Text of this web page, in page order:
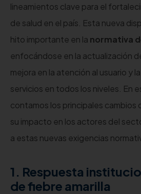
lineamientos clave para el
de salud en el país. Esta nueva
hito importante en la normativa
enfocándose en la actualización
mejora en la atención al usuario y
servicios en todos los niveles. En
contamos los principales cambios
su impacto en los actores del
a estas nuevas exigencias
1. Respuesta
de fiebre amarilla